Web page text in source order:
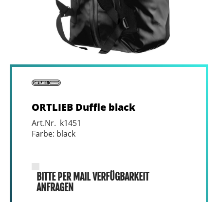
ORTLIEB Duffle black
Art.Nr. k1451
Farbe: black
BITTE PER MAIL VERFÜGBARKEIT
ANFRAGEN